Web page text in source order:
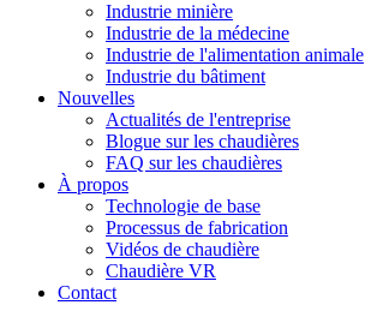
Industrie minière
Industrie de la médecine
Industrie de l'alimentation animale
Industrie du bâtiment
Nouvelles
Actualités de l'entreprise
Blogue sur les chaudières
FAQ sur les chaudières
À propos
Technologie de base
Processus de fabrication
Vidéos de chaudière
Chaudière VR
Contact